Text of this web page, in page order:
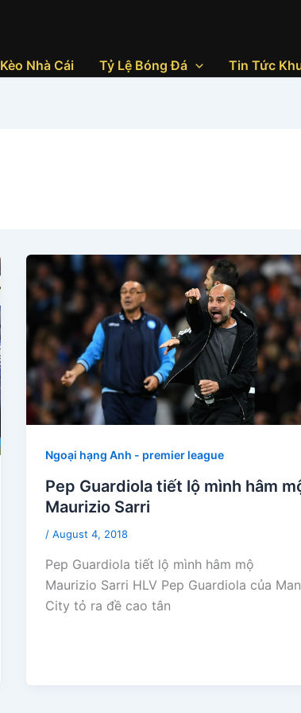
Kèo Nhà Cái Tỷ Lệ Bóng Đá Tin Tức
Ngoại hạng Anh - premier league
Pep Guardiola tiết lộ mình hâm
Maurizio Sarri
/ August 4, 2018
Pep Guardiola tiết lộ mình hâm mộ
Maurizio Sarri HLV Pep Guardiola của Man
City tỏ ra đề cao tân